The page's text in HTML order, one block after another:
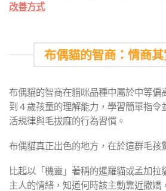
改善方式
布偶貓的智商：情商其
布偶貓的智商在貓咪品種中屬於中等偏
到 4 歲孩童的理解能力，學習簡單指令
活規律與毛拔麻的行為習慣。
布偶貓真正出色的地方，在於這群毛孩
比起以「機靈」著稱的暹羅貓或孟加拉
主人的情緒，知道何時該主動靠近撒嬌